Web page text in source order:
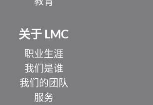
关于 LMC
职业生涯
我们是谁
我们的团队
服务